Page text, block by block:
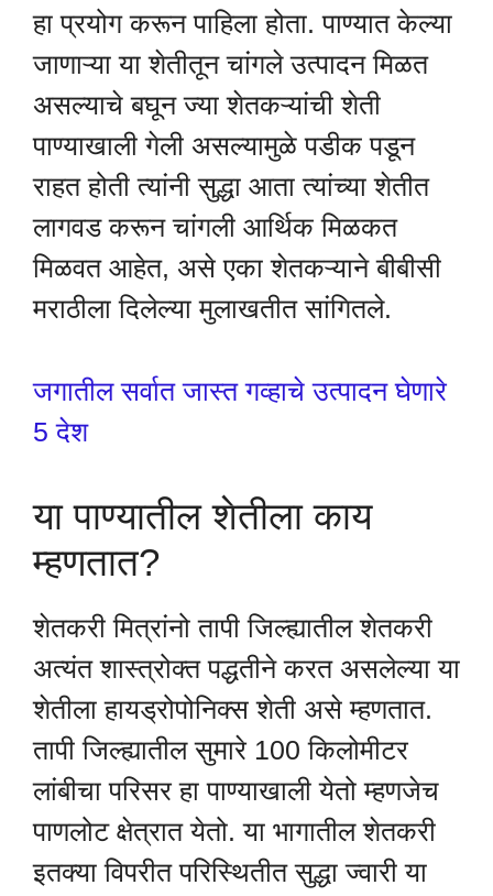
हा प्रयोग करून पाहिला होता. पाण्यात केल्या
जाणाऱ्या या शेतीतून चांगले उत्पादन मिळत
असल्याचे बघून ज्या शेतकऱ्यांची शेती
पाण्याखाली गेली असल्यामुळे पडीक पडून
राहत होती त्यांनी सुद्धा आता त्यांच्या शेतीत
लागवड करून चांगली आर्थिक मिळकत
मिळवत आहेत, असे एका शेतकऱ्याने बीबीसी
मराठीला दिलेल्या मुलाखतीत सांगितले.
जगातील सर्वात जास्त गव्हाचे उत्पादन घेणारे
5 देश
या पाण्यातील शेतीला काय
म्हणतात?
शेतकरी मित्रांनो तापी जिल्ह्यातील शेतकरी
अत्यंत शास्त्रोक्त पद्धतीने करत असलेल्या या
शेतीला हायड्रोपोनिक्स शेती असे म्हणतात.
तापी जिल्ह्यातील सुमारे 100 किलोमीटर
लांबीचा परिसर हा पाण्याखाली येतो म्हणजेच
पाणलोट क्षेत्रात येतो. या भागातील शेतकरी
इतक्या विपरीत परिस्थितीत सुद्धा ज्वारी या